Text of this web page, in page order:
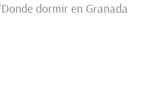
dormir en Granada